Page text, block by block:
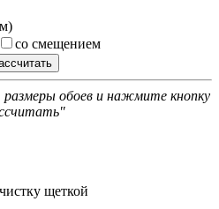
со смещением
обоев и нажмите кнопку
щеткой